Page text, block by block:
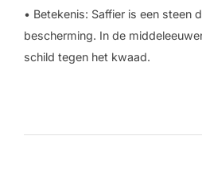
• Betekenis: Saffier is een steen
bescherming. In de
schild tegen het kwaad.